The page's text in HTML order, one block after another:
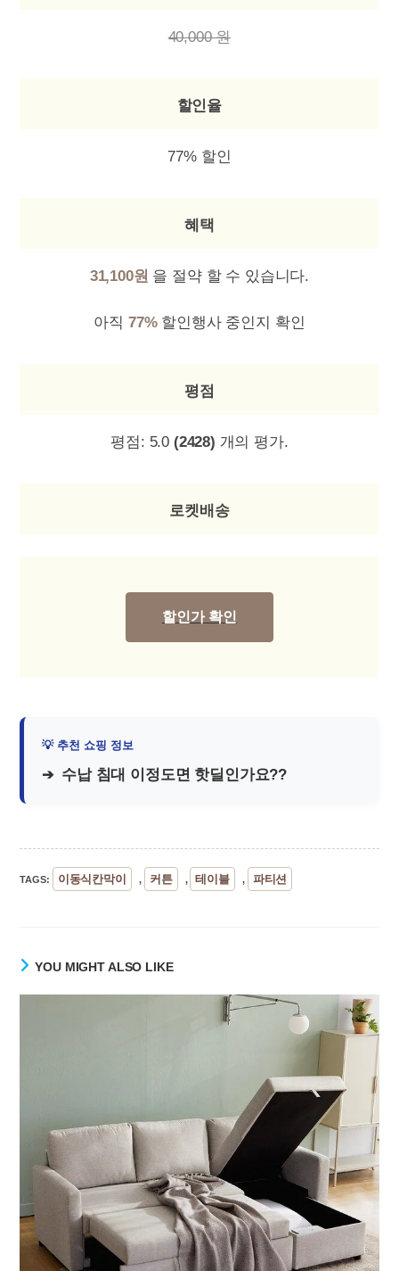
40,000 원
할인율
77% 할인
혜택
31,100원 을 절약 할 수 있습니다.
아직 77%할인행사 중인지 확인
평점
평점: 5.0 (2428) 개의 평가.
로켓배송
할인가 확인
수납 침대 이정도면 핫딜인가요??
TAGS: 이동식칸막이 , 커튼 , 테이블 , 파티션
YOU MIGHT ALSO LIKE